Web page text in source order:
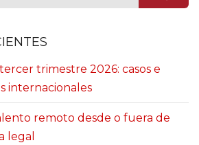
trimestre 2026: casos e
internacionales
remoto desde o fuera de
legal